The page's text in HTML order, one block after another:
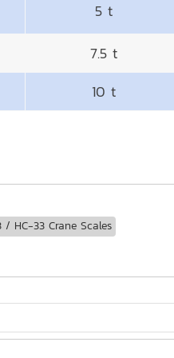
5 t
7.5 t
10 t
/ HC-33 Crane Scales